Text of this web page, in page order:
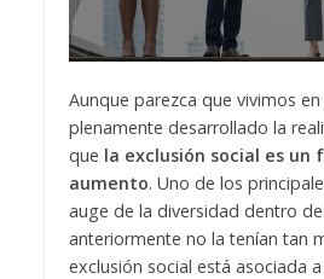
Aunque parezca que vivimos
plenamente desarrollado la
que la exclusión social es un
aumento. Uno de los
auge de la diversidad dentro
anteriormente no la tenían tan
exclusión social está asociada